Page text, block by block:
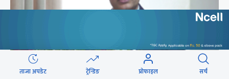
ताजा अपडेट ट्रेन्डिङ प्रोफाइल सर्च